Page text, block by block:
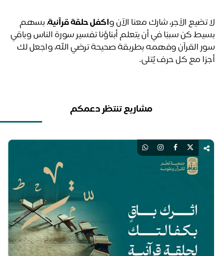
تضيع الآجر، شارك معنا الآن واكفل حلقة قرآنية
، بسهم
بسيط كن سببًا في أن يتعلم أبناؤنا تفسير سورة الناس وباقي
سور القرآن وفهمه بطريقة صحيحة ترضي الله، واجعل لك
مع كل حرف يُتلى.
مشاريع تنتظر دعمكم